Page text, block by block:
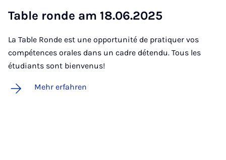
Ta­ble ron­de am 18.06.2025
La Table Ronde est une opportunité de pratiquer vos
compétences orales dans un cadre détendu. Tous les
étudiants sont bienvenus!
Mehr erfahren